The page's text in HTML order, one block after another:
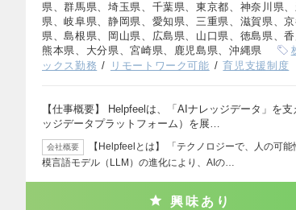
県、群馬県、埼玉県、千葉県、東京都、神奈川県
県、岐阜県、静岡県、愛知県、三重県、滋賀県、
県、島根県、岡山県、広島県、山口県、徳島県、
熊本県、大分県、宮崎県、鹿児島県、沖縄県
ックス勤務
リモートワーク可能 育児支援制度
【仕事概要】 Helpfeelは、「AIナレッジデータ」を
ッジデータプラットフォーム）を展…
会社概要
【Helpfeelとは】 「テクノロジーで、人の可
模言語モデル（LLM）の進化により、AIの…
興味あり